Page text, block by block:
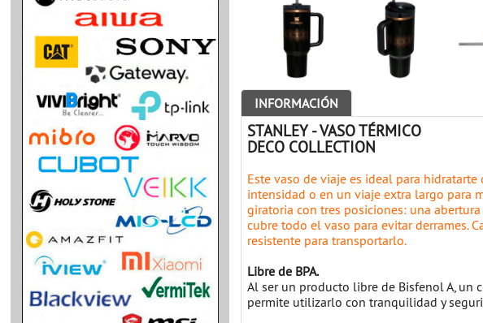
INFORMACIÓN
STANLEY - VASO TÉRMICO
DECO COLLECTION
Este vaso de viaje es ideal para
intensidad o en un viaje extra largo para
giratoria con tres posiciones: una
cubre todo el vaso para evitar derrames.
resistente para transportarlo.
Libre de BPA.
Al ser un producto libre de Bisfenol A, un
permite utilizarlo con tranquilidad y